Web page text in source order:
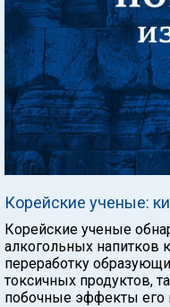
Корейские ученые:
Корейские ученые
алкогольных напитков
переработку
токсичных продуктов,
побочные эффекты его